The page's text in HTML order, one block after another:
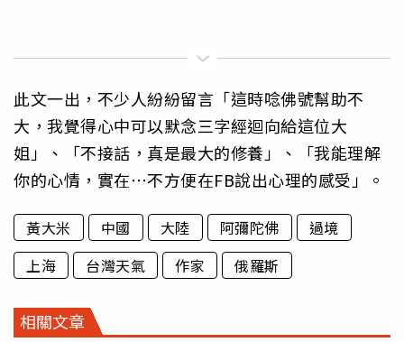
此文一出，不少人紛紛留言「這時唸佛號幫助不
大，我覺得心中可以默念三字經迴向給這位大
姐」、「不接話，真是最大的修養」、「我能理解
你的心情，實在⋯不方便在FB說出心理的感受」。
黃大米 中國 大陸 阿彌陀佛
過境
上海
台灣天氣 作家 俄羅斯
相關文章